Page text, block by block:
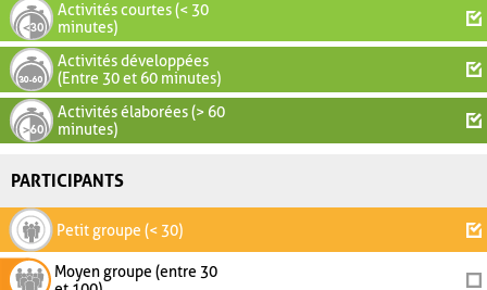
Activités courtes (< 30
minutes)
Activités développées
(Entre 30 et 60 minutes)
Activités élaborées (> 60
minutes)
PARTICIPANTS
Petit groupe (< 30)
Moyen groupe (entre 30